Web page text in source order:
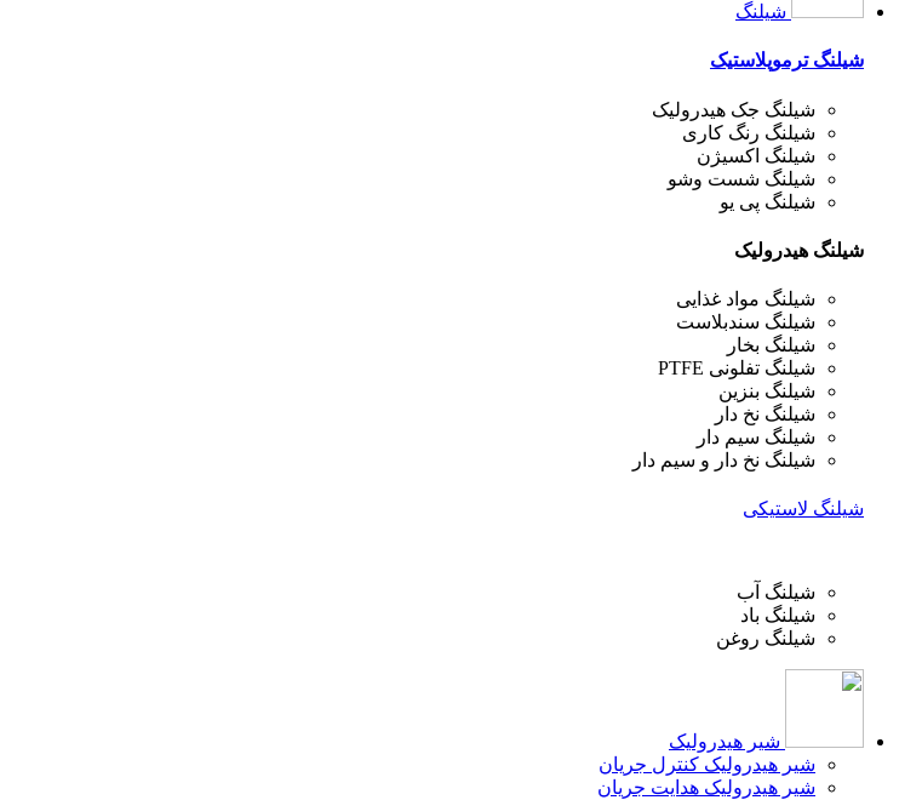
شیلنگ
شیلنگ ترموپلاستیک
شیلنگ جک هیدرولیک
شیلنگ رنگ کاری
شیلنگ اکسیژن
شیلنگ شست وشو
شیلنگ پی یو
شیلنگ هیدرولیک
شیلنگ مواد غذایی
شیلنگ سندبلاست
شیلنگ بخار
شیلنگ تفلونی PTFE
شیلنگ بنزین
شیلنگ نخ دار
شیلنگ سیم دار
شیلنگ نخ دار و سیم دار
شیلنگ لاستیکی
شیلنگ آب
شیلنگ باد
شیلنگ روغن
شیر هیدرولیک
شیر هیدرولیک کنترل جریان
شیر هیدرولیک هدایت جریان